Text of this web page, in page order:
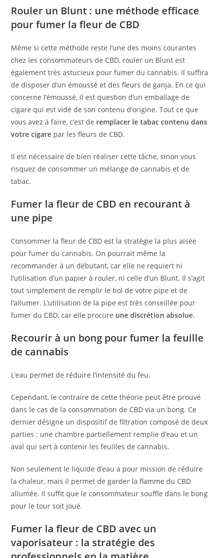
Rouler un Blunt : une méthode efficace
pour fumer la fleur de CBD
Même si cette méthode reste l’une des moins courantes
chez les consommateurs de CBD, rouler un Blunt est
également très astucieux pour fumer du cannabis. Il suffira
de disposer d’un émoussé et des fleurs de ganja. En ce qui
concerne l’émoussé, il est question d’un emballage de
cigare qui est vidé de son contenu d’origine. Tout ce que
vous avez à faire, c’est de remplacer le tabac contenu dans
votre cigare par les fleurs de CBD.
Il est nécessaire de bien réaliser cette tâche, sinon vous
risquez de consommer un mélange de cannabis et de
tabac.
Fumer la fleur de CBD en recourant à
une pipe
Consommer la fleur de CBD est la stratégie la plus aisée
pour fumer du cannabis. On pourrait même la
recommander à un débutant, car elle ne requiert ni
l’utilisation d’un papier à rouler, ni celle d’un Blunt. Il s’agit
tout simplement de remplir le bol de votre pipe et de
l’allumer. L’utilisation de la pipe est très conseillée pour
fumer du CBD, car elle procure une discrétion absolue.
Recourir à un bong pour fumer la feuille
de cannabis
L’eau permet de réduire l’intensité du feu.
Cependant, le contraire de cette théorie peut être prouvé
dans le cas de la consommation de CBD via un bong. Ce
dernier désigne un dispositif de filtration composé de deux
parties : une chambre partiellement remplie d’eau et un
aval qui sert à contenir les feuilles de cannabis.
Non seulement le liquide d’eau a pour mission de réduire
la chaleur, mais il permet de garder la flamme du CBD
allumée. Il suffit que le consommateur souffle dans le bong
pour le tour soit joué.
Fumer la fleur de CBD avec un
vaporisateur : la stratégie des